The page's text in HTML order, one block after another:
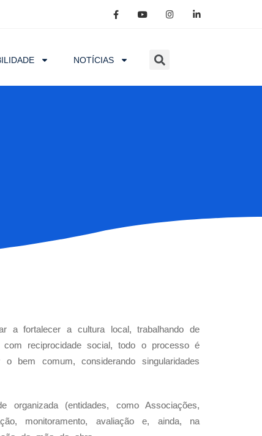
NOTÍCIAS
a fortalecer a cultura local, trabalhando de
reciprocidade social, todo o processo é
bem comum, considerando singularidades
(entidades, como Associações,
monitoramento, avaliação e, ainda, na